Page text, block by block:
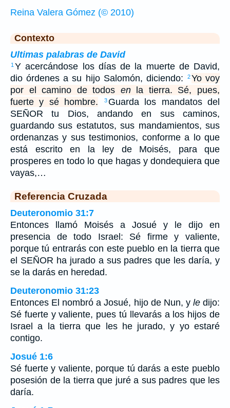
Reina Valera Gómez (© 2010)
Contexto
Ultimas palabras de David
1 Y acercándose los días de la muerte de David,
dio órdenes a su hijo Salomón, diciendo:
2Yo voy
por el camino de todos enla tierra. Sé, pues,
fuerte y sé hombre.
3 Guarda los mandatos del
SEÑOR tu Dios, andando en sus caminos,
guardando sus estatutos, sus mandamientos, sus
ordenanzas y sus testimonios, conforme a lo que
está escrito en la ley de Moisés, para que
prosperes en todo lo que hagas y dondequiera que
vayas,…
Referencia Cruzada
Deuteronomio 31:7
Entonces llamó Moisés a Josué y le dijo en
presencia de todo Israel: Sé firme y valiente,
porque tú entrarás con este pueblo en la tierra que
el SEÑOR ha jurado a sus padres que les daría, y
se la darás en heredad.
Deuteronomio 31:23
Entonces El nombró a Josué, hijo de Nun, y ledijo:
Sé fuerte y valiente, pues tú llevarás a los hijos de
Israel a la tierra que les he jurado, y yo estaré
contigo.
Josué 1:6
Sé fuerte y valiente, porque tú darás a este pueblo
posesión de la tierra que juré a sus padres que les
daría.